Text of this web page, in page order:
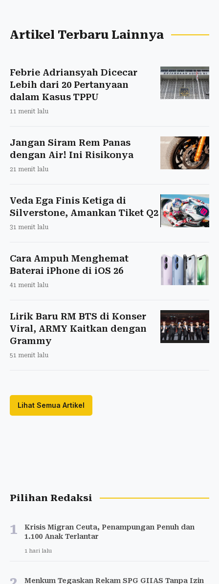
Artikel Terbaru Lainnya
Febrie Adriansyah Dicecar
Lebih dari 20 Pertanyaan
dalam Kasus TPPU
11 menit lalu
Jangan Siram Rem Panas
dengan Air! Ini Risikonya
21 menit lalu
Veda Ega Finis Ketiga di
Silverstone, Amankan Tiket Q2
31 menit lalu
Cara Ampuh Menghemat
Baterai iPhone di iOS 26
41 menit lalu
Lirik Baru RM BTS di Konser
Viral, ARMY Kaitkan dengan
Grammy
51 menit lalu
Lihat Semua Artikel
Pilihan Redaksi
1
Krisis Migran Ceuta, Penampungan Penuh dan
1.100 Anak Terlantar
1 hari lalu
Menkum Tegaskan Rekam SPG GIIAS Tanpa Izin